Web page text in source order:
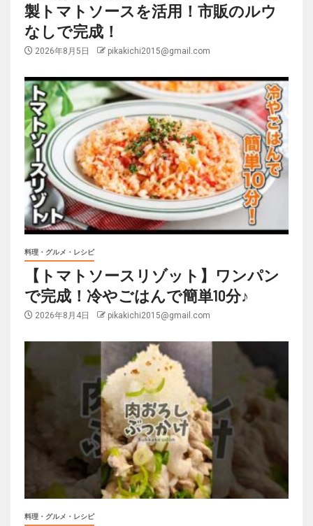
製トマトソースを活用！市販のルウ
なしで完成！
2026年8月5日 pikakichi2015@gmail.com
料理・グルメ・レシピ
【トマトソースリゾット】ワンパン
で完成！冷やごはんで簡単10分♪
2026年8月4日 pikakichi2015@gmail.com
料理・グルメ・レシピ